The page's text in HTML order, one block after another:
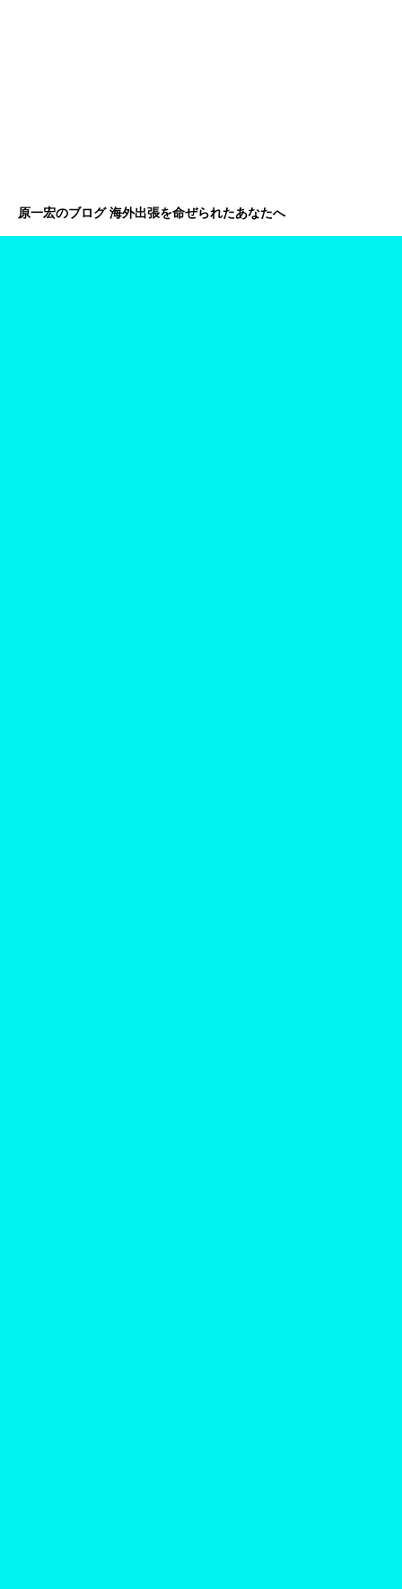
原一宏のブログ 海外出張を命ぜられたあなたへ